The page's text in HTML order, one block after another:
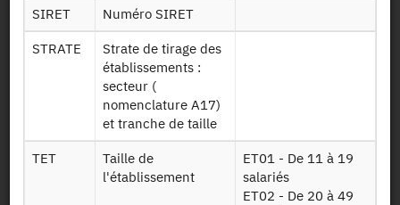
REPONSE_personnel : Enquête
Relations professionnelles et
Négociations d'entreprise, volet
Représentants du personnel -
Autres produits :2023,2017, 2010-2011, 2004-2005,
SIRET Numéro SIRET
STRATE
Strate de tirage des
établissements :
secteur (
nomenclature A17)
et tranche de taille
TET
Taille de
l'établissement
ET01 - De 11 à 19
salariés
ET02 - De 20 à 49